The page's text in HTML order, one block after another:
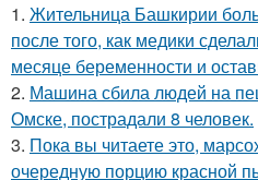
1. Жительница Башкирии
после того, как медики
месяце беременности и
2. Машина сбила людей на
Омске, пострадали 8 человек.
3. Пока вы читаете это,
очередную порцию красной